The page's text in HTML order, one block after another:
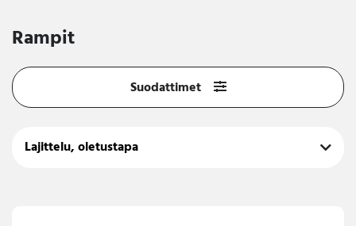
Rampit
Suodattimet